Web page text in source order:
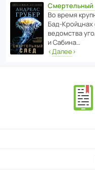
Смертельный
Во время
ведомства
и Сабина…
‹Далее›